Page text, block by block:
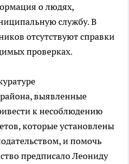
о людях,
службу. В
отсутствуют справки
проверках.
выявленные
к несоблюдению
которые установлены
и помочь
предписало Леониду